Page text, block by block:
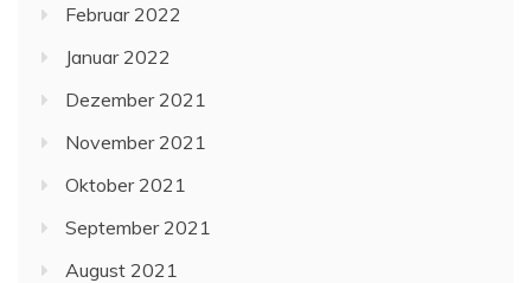
Februar 2022
Januar 2022
Dezember 2021
November 2021
Oktober 2021
September 2021
August 2021